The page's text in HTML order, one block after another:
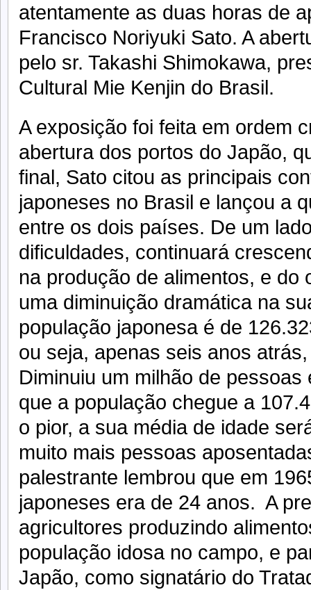
atentamente as duas horas de
Francisco Noriyuki Sato. A
pelo sr. Takashi Shimokawa,
Cultural Mie Kenjin do Brasil.
A exposição foi feita em ordem
abertura dos portos do Japão,
final, Sato citou as principais
japoneses no Brasil e lançou a
entre os dois países. De um
dificuldades, continuará
na produção de alimentos, e do
uma diminuição dramática na
população japonesa é de
ou seja, apenas seis anos
Diminuiu um milhão de
que a população chegue a
o pior, a sua média de idade
muito mais pessoas
palestrante lembrou que em
japoneses era de 24 anos. A
agricultores produzindo
população idosa no campo, e
Japão, como signatário do